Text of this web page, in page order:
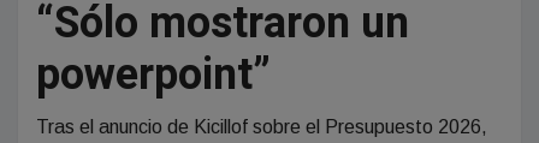
“Sólo mostraron un
powerpoint”
Tras el anuncio de Kicillof sobre el Presupuesto 2026,